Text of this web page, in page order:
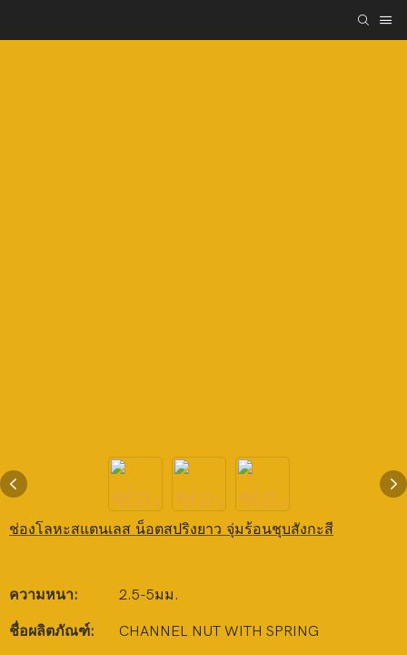
ช่องโลหะสแตนเลส น็อตสปริงยาว จุ่มร้อนชุบสังกะสี
ความหนา: 2.5-5มม.
ชื่อผลิตภัณฑ์: CHANNEL NUT WITH SPRING